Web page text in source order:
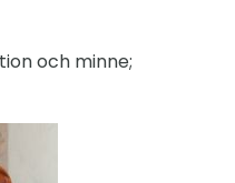
och minne;